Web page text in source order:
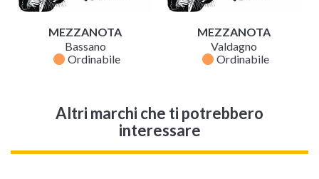
MEZZANOTA
Bassano
fiber_manual_record Ordinabile
MEZZANOTA
Valdagno
fiber_manual_record Ordinabile
Altri marchi che ti potrebbero
interessare